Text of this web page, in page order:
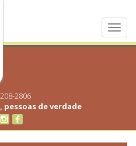
2806
de verdade